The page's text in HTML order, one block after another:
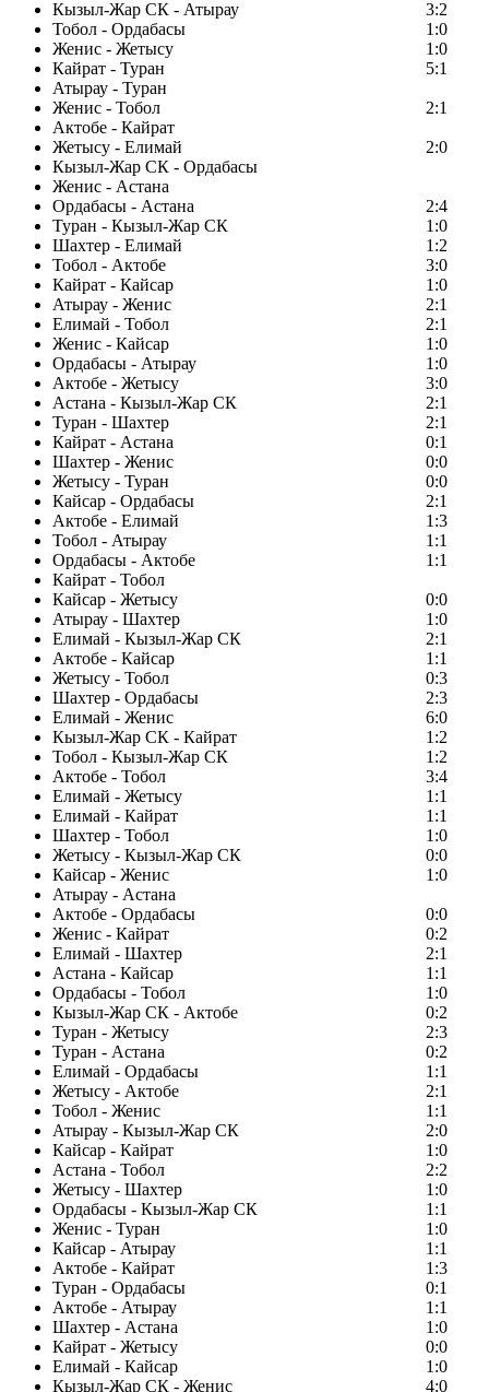
Кызыл-Жар СК - Атырау
3:2
Тобол - Ордабасы
1:0
Женис - Жетысу
1:0
Кайрат - Туран
5:1
Атырау - Туран
Женис - Тобол
2:1
Актобе - Кайрат
Жетысу - Елимай
2:0
Кызыл-Жар СК - Ордабасы
Женис - Астана
Ордабасы - Астана
2:4
Туран - Кызыл-Жар СК
1:0
Шахтер - Елимай
1:2
Тобол - Актобе
3:0
Кайрат - Кайсар
1:0
Атырау - Женис
2:1
Елимай - Тобол
2:1
Женис - Кайсар
1:0
Ордабасы - Атырау
1:0
Актобе - Жетысу
3:0
Астана - Кызыл-Жар СК
2:1
Туран - Шахтер
2:1
Кайрат - Астана
0:1
Шахтер - Женис
0:0
Жетысу - Туран
0:0
Кайсар - Ордабасы
2:1
Актобе - Елимай
1:3
Тобол - Атырау
1:1
Ордабасы - Актобе
1:1
Кайрат - Тобол
Кайсар - Жетысу
0:0
Атырау - Шахтер
1:0
Елимай - Кызыл-Жар СК
2:1
Актобе - Кайсар
1:1
Жетысу - Тобол
0:3
Шахтер - Ордабасы
2:3
Елимай - Женис
6:0
Кызыл-Жар СК - Кайрат
1:2
Тобол - Кызыл-Жар СК
1:2
Актобе - Тобол
3:4
Елимай - Жетысу
1:1
Елимай - Кайрат
1:1
Шахтер - Тобол
1:0
Жетысу - Кызыл-Жар СК
0:0
Кайсар - Женис
1:0
Атырау - Астана
Актобе - Ордабасы
0:0
Женис - Кайрат
0:2
Елимай - Шахтер
2:1
Астана - Кайсар
1:1
Ордабасы - Тобол
1:0
Кызыл-Жар СК - Актобе
0:2
Туран - Жетысу
2:3
Туран - Астана
0:2
Елимай - Ордабасы
1:1
Жетысу - Актобе
2:1
Тобол - Женис
1:1
Атырау - Кызыл-Жар СК
2:0
Кайсар - Кайрат
1:0
Астана - Тобол
2:2
Жетысу - Шахтер
1:0
Ордабасы - Кызыл-Жар СК
1:1
Женис - Туран
1:0
Кайсар - Атырау
1:1
Актобе - Кайрат
1:3
Туран - Ордабасы
0:1
Актобе - Атырау
1:1
Шахтер - Астана
1:0
Кайрат - Жетысу
0:0
Елимай - Кайсар
1:0
Кызыл-Жар СК - Женис
4:0